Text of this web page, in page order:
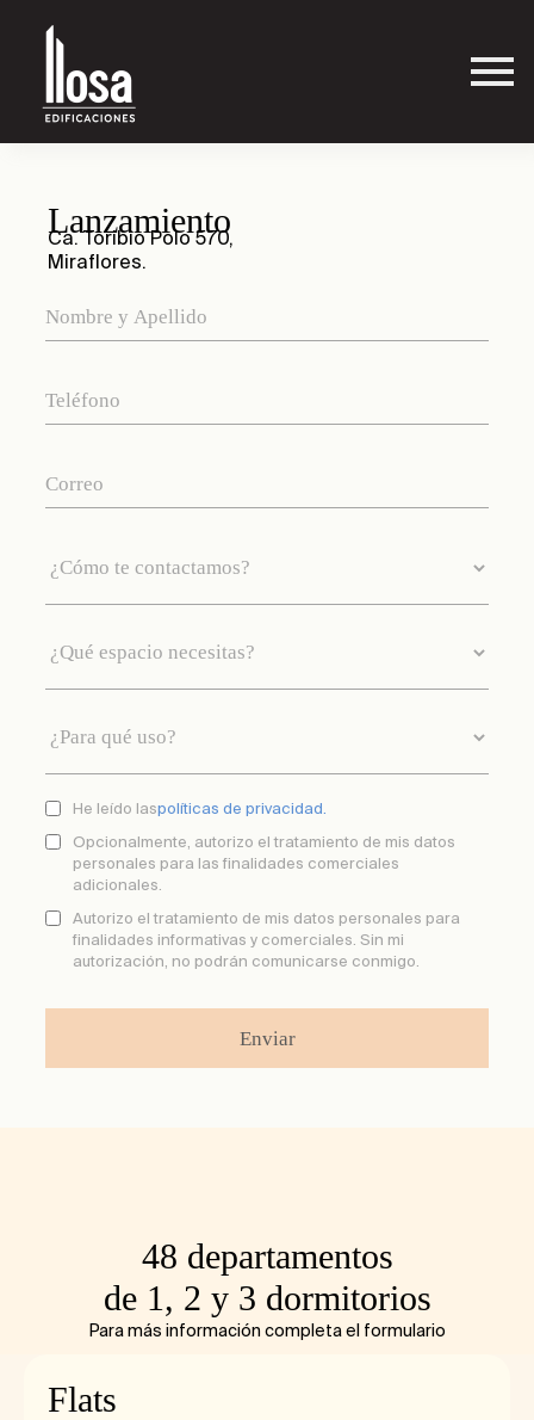
Lanzamiento
Ca. Toribio Polo 570,
Miraflores.
He leído laspolíticas de privacidad.
Opcionalmente, autorizo el tratamiento de mis datos
personales para las finalidades comerciales
adicionales.
Autorizo el tratamiento de mis datos personales para
finalidades informativas y comerciales. Sin mi
autorización, no podrán comunicarse conmigo.
Enviar
48 departamentos
de 1, 2 y 3 dormitorios
Para más información completa el formulario
Flats